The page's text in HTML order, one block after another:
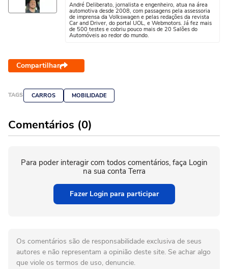
André Deliberato, jornalista e engenheiro, atua na área
automotiva desde 2008, com passagens pela assessoria
de imprensa da Volkswagen e pelas redações da revista
Car and Driver, do portal UOL, e Webmotors. Já fez mais
de 500 testes e cobriu pouco mais de 20 Salões do
Automóveis ao redor do mundo.
Compartilhar
TAGS CARROS MOBILIDADE
Comentários (0)
Para poder interagir com todos comentários, faça Login
na sua conta Terra
Fazer Login para participar
Os comentários são de responsabilidade exclusiva de seus
autores e não representam a opinião deste site. Se achar algo
que viole os termos de uso, denuncie.